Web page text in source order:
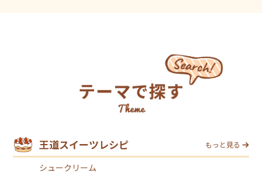
王道スイーツレシピ もっと見る
シュークリーム